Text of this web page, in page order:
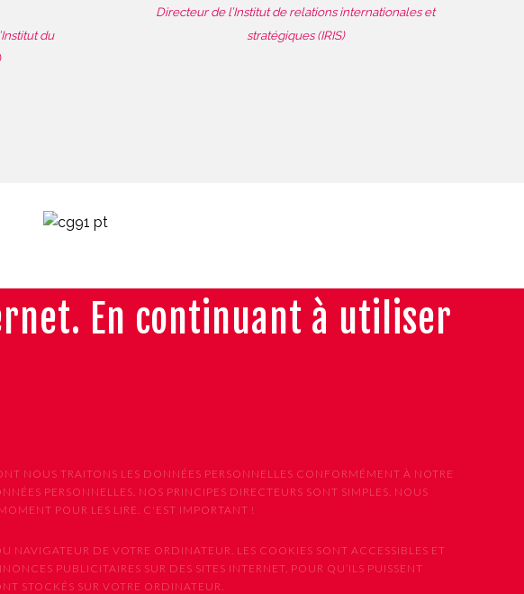
du
Directeur de l’Institut de relations internationales et
stratégiques (IRIS)
En continuant à utiliser
NOUS TRAITONS LES DONNÉES PERSONNELLES CONFORMÉMENT À NOTRE
PERSONNELLES. NOS PRINCIPES DIRECTEURS SONT SIMPLES. NOUS
POUR LES LIRE. C'EST IMPORTANT !
NAVIGATEUR DE VOTRE ORDINATEUR. LES COOKIES SONT ACCESSIBLES ET
PUBLICITAIRES SUR DES SITES INTERNET, POUR QU’ILS PUISSENT
STOCKÉS SUR VOTRE ORDINATEUR.